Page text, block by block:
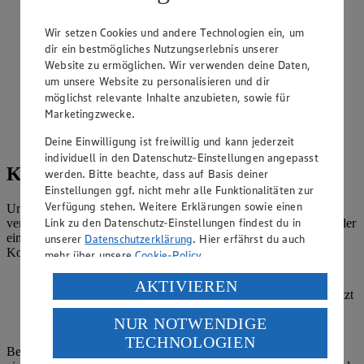
Vegan
Ernährungsweise
Glutenfrei
Ernährungsweise
Laktosefrei
Konservieren: einkochen & einmachen
Um Obst und Gemüse möglichst lange haltbar zu machen, gibt es
verschiedene Möglichkeiten. Du kannst es entweder einkochen oder
einmachen. Aber worin liegt der Unterschied der beiden
Konservierungsmethoden?
werden Obst oder Gemüse direkt in ein
spezielles Glas gefüllt, das anschließend im Wasserbad erhitzt
wird. Dadurch werden die frischen Lebensmittel sterilisiert
und haltbar gemacht.
Beim
werden die Lebensmittel – meistens Obst – in
Wir setzen Cookies und andere Technologien ein, um
dir ein bestmögliches Nutzungserlebnis unserer
Website zu ermöglichen. Wir verwenden deine Daten,
um unsere Website zu personalisieren und dir
möglichst relevante Inhalte anzubieten, sowie für
Marketingzwecke.
Deine Einwilligung ist freiwillig und kann jederzeit
individuell in den Datenschutz-Einstellungen angepasst
werden. Bitte beachte, dass auf Basis deiner
Einstellungen ggf. nicht mehr alle Funktionalitäten zur
Verfügung stehen. Weitere Erklärungen sowie einen
Link zu den Datenschutz-Einstellungen findest du in
unserer Datenschutzerklärung. Hier erfährst du auch
mehr über unsereCookie-Policy.
Verarbeitung deiner personenbezogenen Daten in den
USA durch Facebook und YouTube:
Wenn du auf „Aktivieren“ klickst, willigst du im Sinne
des Art. 49 Abs. 1 Satz 1 lit. a) DSGVO ein, dass deine
Daten in den USA verarbeitet werden. Der EuGH sieht
AKTIVIEREN
NUR NOTWENDIGE
TECHNOLOGIEN